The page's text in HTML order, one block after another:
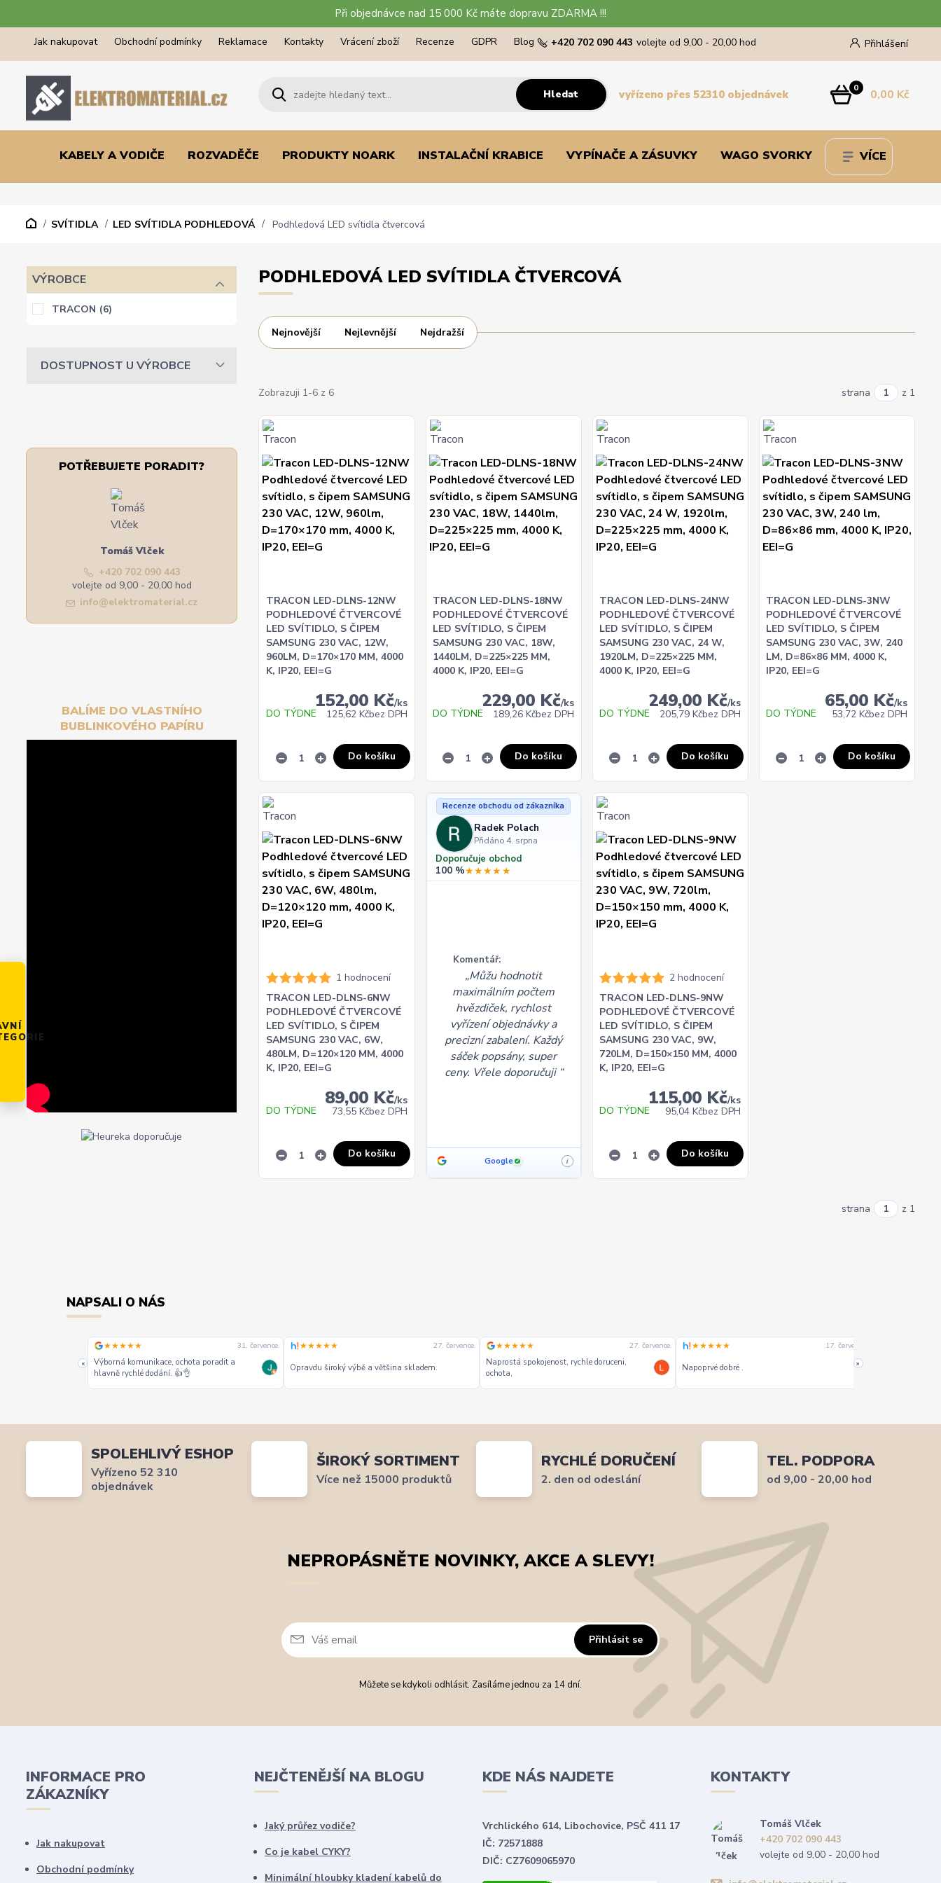
Při objednávce nad 15 000 Kč máte dopravu ZDARMA !!!
Jak nakupovat Obchodní podmínky Reklamace Kontakty Vrácení zboží Recenze GDPR Blog Přihlášení
Hledat
+420 702 090 443 volejte od 9,00 - 20,00 hod
0 0,00 Kč
vyřízeno přes 52310 objednávek
KABELY A VODIČE ROZVADĚČE PRODUKTY NOARK INSTALAČNÍ KRABICE VYPÍNAČE A ZÁSUVKY WAGO SVORKY VÍCE
SVÍTIDLA LED SVÍTIDLA PODHLEDOVÁ Podhledová LED svítidla čtvercová
PODHLEDOVÁ LED SVÍTIDLA ČTVERCOVÁ
Nejnovější Nejlevnější Nejdražší
Zobrazuji 1-6 z 6 strana z 1
TRACON LED-DLNS-12NW
PODHLEDOVÉ ČTVERCOVÉ
LED SVÍTIDLO, S ČIPEM
SAMSUNG 230 VAC, 12W,
960LM, D=170×170 MM, 4000
K, IP20, EEI=G
152,00 Kč/ks
125,62 Kčbez DPH
DO TÝDNE
Do košíku
TRACON LED-DLNS-18NW
PODHLEDOVÉ ČTVERCOVÉ
LED SVÍTIDLO, S ČIPEM
SAMSUNG 230 VAC, 18W,
1440LM, D=225×225 MM,
4000 K, IP20, EEI=G
229,00 Kč/ks
189,26 Kčbez DPH
DO TÝDNE
Do košíku
TRACON LED-DLNS-24NW
PODHLEDOVÉ ČTVERCOVÉ
LED SVÍTIDLO, S ČIPEM
SAMSUNG 230 VAC, 24 W,
1920LM, D=225×225 MM,
4000 K, IP20, EEI=G
249,00 Kč/ks
205,79 Kčbez DPH
DO TÝDNE
Do košíku
TRACON LED-DLNS-3NW
PODHLEDOVÉ ČTVERCOVÉ
LED SVÍTIDLO, S ČIPEM
SAMSUNG 230 VAC, 3W, 240
LM, D=86×86 MM, 4000 K,
IP20, EEI=G
65,00 Kč/ks
53,72 Kčbez DPH
DO TÝDNE
Do košíku
1 hodnocení
TRACON LED-DLNS-6NW
PODHLEDOVÉ ČTVERCOVÉ
LED SVÍTIDLO, S ČIPEM
SAMSUNG 230 VAC, 6W,
480LM, D=120×120 MM, 4000
K, IP20, EEI=G
89,00 Kč/ks
73,55 Kčbez DPH
DO TÝDNE
Do košíku
Recenze obchodu od zákazníka
Radek Polach
Přidáno 4. srpna
Doporučuje obchod
100 %★★★★★
Komentář:
Můžu hodnotit
maximálním počtem
hvězdiček, rychlost
vyřízení objednávky a
precizní zabalení. Každý
sáček popsány, super
ceny. Vřele doporučuji
Google ✓ i
2 hodnocení
TRACON LED-DLNS-9NW
PODHLEDOVÉ ČTVERCOVÉ
LED SVÍTIDLO, S ČIPEM
SAMSUNG 230 VAC, 9W,
720LM, D=150×150 MM, 4000
K, IP20, EEI=G
115,00 Kč/ks
95,04 Kčbez DPH
DO TÝDNE
Do košíku
strana z 1
VÝROBCE
TRACON (6)
DOSTUPNOST U VÝROBCE
POTŘEBUJETE PORADIT?
Tomáš Vlček
+420 702 090 443
volejte od 9,00 - 20,00 hod
info@elektromaterial.cz
BALÍME DO VLASTNÍHO
BUBLINKOVÉHO PAPÍRU
NAPSALI O NÁS
«
★★★★★ 31. července
Výborná komunikace, ochota poradit a
hlavně rychlé dodání. 👍👌
★★★★★ 27. července
Opravdu široký výbě a většina skladem.
★★★★★ 27. července
Naprostá spokojenost, rychle doruceni,
ochota,
★★★★★ 17. července
Napoprvé dobré . »
SPOLEHLIVÝ ESHOP
Vyřízeno 52 310
objednávek
ŠIROKÝ SORTIMENT
Více než 15000 produktů
RYCHLÉ DORUČENÍ
2. den od odeslání
TEL. PODPORA
od 9,00 - 20,00 hod
NEPROPÁSNĚTE NOVINKY, AKCE A SLEVY!
Přihlásit se
Můžete se kdykoli odhlásit. Zasíláme jednou za 14 dní.
INFORMACE PRO
ZÁKAZNÍKY
Jak nakupovat
Obchodní podmínky
NEJČTENĚJŠÍ NA BLOGU
Jaký průřez vodiče?
Co je kabel CYKY?
Minimální hloubky kladení kabelů do
KDE NÁS NAJDETE
Vrchlického 614, Libochovice, PSČ 411 17
IČ: 72571888
DIČ: CZ7609065970
KONTAKTY
Tomáš Vlček
+420 702 090 443
volejte od 9,00 - 20,00 hod